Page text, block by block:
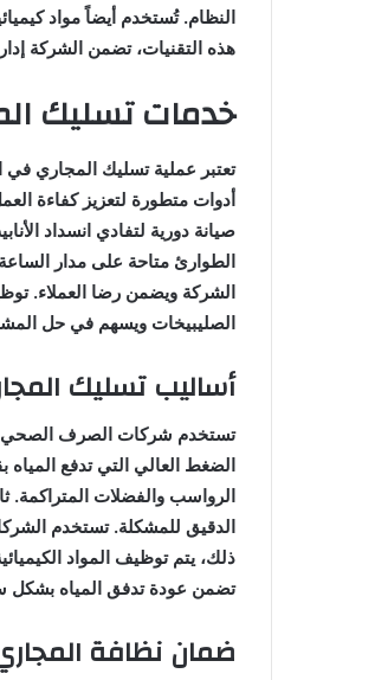
النظام. تُستخدم أيضاً مواد
هذه التقنيات، تضمن الشركة
خدمات تسليك
تعتبر عملية تسليك المجاري
أدوات متطورة لتعزيز كفاءة
صيانة دورية لتفادي انسداد
الطوارئ متاحة على مدار
الشركة ويضمن رضا العملاء.
الصليبيخات ويسهم في حل
أساليب تسليك
تستخدم شركات الصرف الصحي في
الضغط العالي التي تدفع المياه
الرواسب والفضلات المتراكمة.
الدقيق للمشكلة. تستخدم
ذلك، يتم توظيف المواد
تضمن عودة تدفق المياه
ضمان نظافة